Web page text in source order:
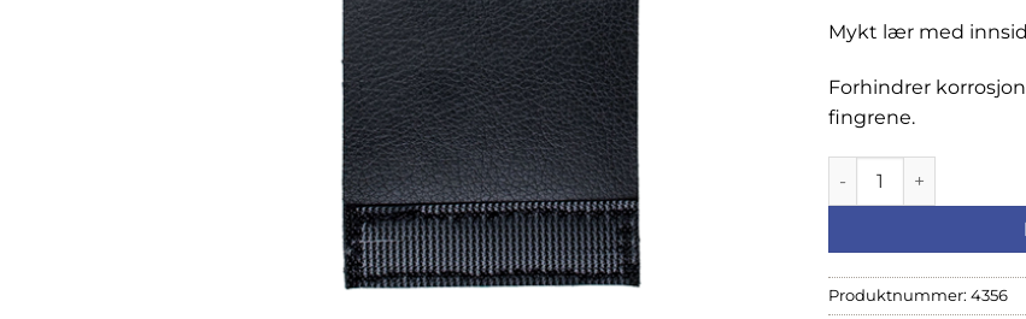
Mykt lær med
Forhindrer
fingrene.
Protec
Produktnummer: 4356